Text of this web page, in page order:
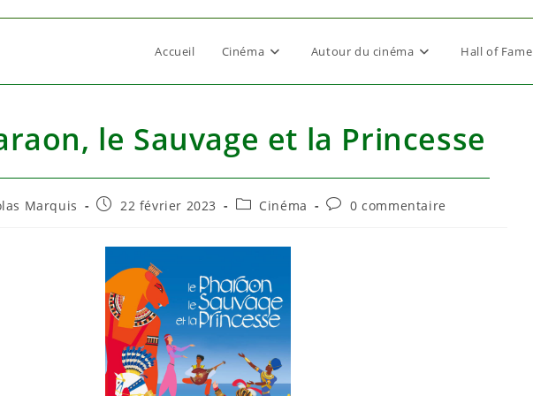
Accueil Cinéma Autour du cinéma Hall of Fame
le Sauvage et la Princesse
Marquis
Publication
22 février 2023
PostCinéma
Commentaires
0 commentaire